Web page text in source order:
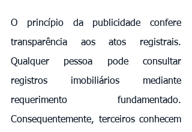
O princípio da publicidade confere
transparência aos atos registrais.
Qualquer pessoa pode consultar
registros imobiliários mediante
requerimento fundamentado.
Consequentemente, terceiros conhecem